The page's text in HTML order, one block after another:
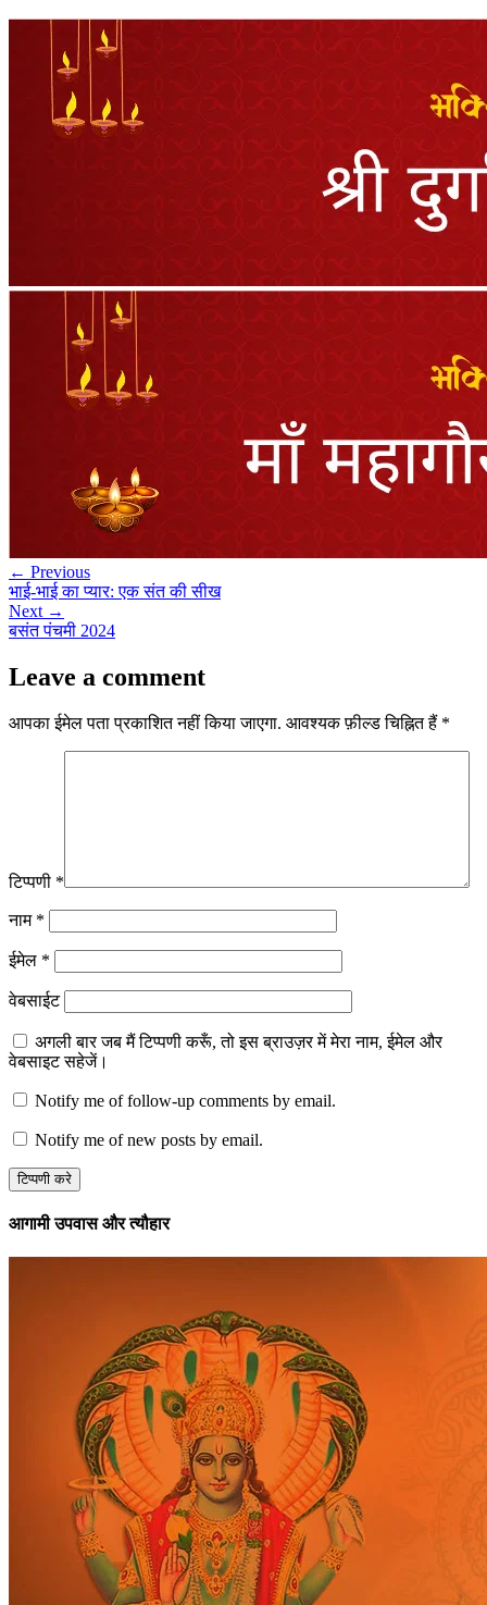
← Previous
भाई-भाई का प्यार: एक संत की सीख
Next →
बसंत पंचमी 2024
Leave a comment
आपका ईमेल पता प्रकाशित नहीं किया जाएगा. आवश्यक फ़ील्ड चिह्नित हैं *
टिप्पणी *
नाम *
ईमेल *
वेबसाईट
अगली बार जब मैं टिप्पणी करूँ, तो इस ब्राउज़र में मेरा नाम, ईमेल और
वेबसाइट सहेजें।
Notify me of follow-up comments by email.
Notify me of new posts by email.
आगामी उपवास और त्यौहार